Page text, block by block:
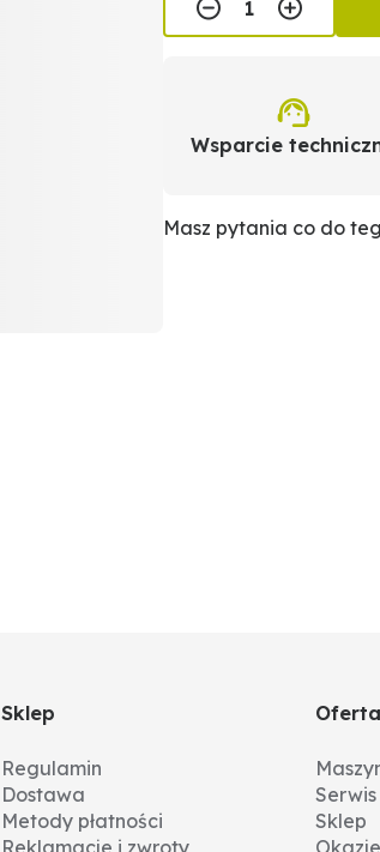
Wsparcie
Masz pytania co do
Sklep
Regulamin
Dostawa
Metody płatności
Reklamacje i zwroty
Oferta
Serwis
Sklep
Okazje